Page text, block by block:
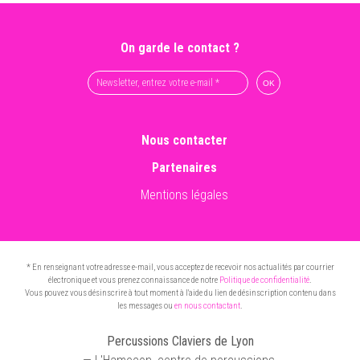
On garde le contact ?
Nous contacter
Partenaires
Mentions légales
* En renseignant votre adresse e-mail, vous acceptez de recevoir nos actualités par courrier
électronique et vous prenez connaissance de notre Politique de confidentialité.
Vous pouvez vous désinscrire à tout moment à l'aide du lien de désinscription contenu dans
les messages ou en nous contactant.
Percussions Claviers de Lyon